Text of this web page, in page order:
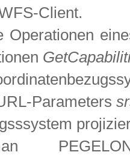
Client.
Operationen
Parameters